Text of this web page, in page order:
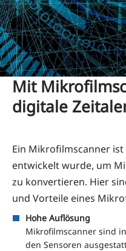
Mit
digitale
Ein Mikro­film­scan­ner
ent­wi­ckelt wur­de, um
zu kon­ver­tie­ren. Hier
und Vor­tei­le eines
Hohe Auf­lö­sung
Mikro­film­scan­ner sind
den Sen­so­ren